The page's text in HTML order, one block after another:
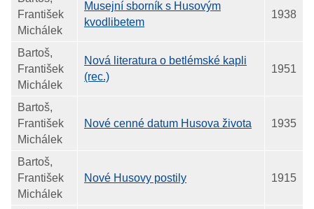
František
Michálek
Musejní sborník s Husovým
kvodlibetem
1938
Bartoš,
František
Michálek
Nová literatura o betlémské kapli
(rec.)
1951
Bartoš,
František
Michálek
Nové cenné datum Husova života 1935
Bartoš,
František
Michálek
Nové Husovy postily 1915